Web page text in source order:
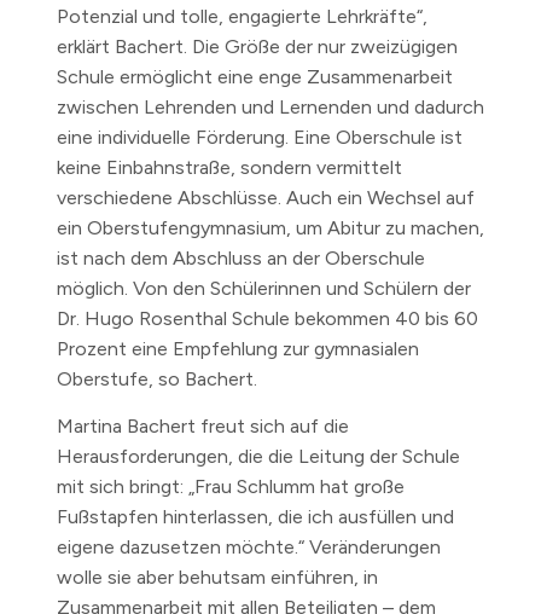
Potenzial und tolle, engagierte Lehrkräfte“,
erklärt Bachert. Die Größe der nur zweizügigen
Schule ermöglicht eine enge Zusammenarbeit
zwischen Lehrenden und Lernenden und dadurch
eine individuelle Förderung. Eine Oberschule ist
keine Einbahnstraße, sondern vermittelt
verschiedene Abschlüsse. Auch ein Wechsel auf
ein Oberstufengymnasium, um Abitur zu machen,
ist nach dem Abschluss an der Oberschule
möglich. Von den Schülerinnen und Schülern der
Dr. Hugo Rosenthal Schule bekommen 40 bis 60
Prozent eine Empfehlung zur gymnasialen
Oberstufe, so Bachert.
Martina Bachert freut sich auf die
Herausforderungen, die die Leitung der Schule
mit sich bringt: „Frau Schlumm hat große
Fußstapfen hinterlassen, die ich ausfüllen und
eigene dazusetzen möchte.“ Veränderungen
wolle sie aber behutsam einführen, in
Zusammenarbeit mit allen Beteiligten – dem